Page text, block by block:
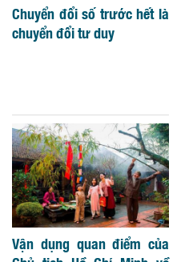
Chuyển đổi số trước hết là
chuyển đổi tư duy
Vận dụng quan điểm của